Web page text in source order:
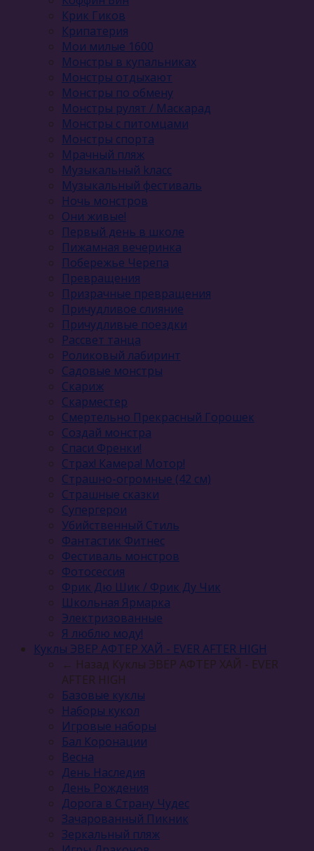
Крик Гиков
Крипатерия
Мои милые 1600
Монстры в купальниках
Монстры отдыхают
Монстры по обмену
Монстры рулят / Маскарад
Монстры с питомцами
Монстры спорта
Мрачный пляж
Музыкальный kласс
Музыкальный фестиваль
Ночь монстров
Они живые!
Первый день в школе
Пижамная вечеринка
Побережье Черепа
Превращения
Призрачные превращения
Причудливое слияние
Причудливые поездки
Рассвет танца
Роликовый лабиринт
Садовые монстры
Скариж
Скарместер
Смертельно Прекрасный Горошек
Создай монстра
Спаси Френки!
Страх! Камера! Мотор!
Страшно-огромные (42 см)
Страшные сказки
Супергерои
Убийственный Стиль
Фантастик Фитнес
Фестиваль монстров
Фотосессия
Фрик Дю Шик / Фрик Ду Чик
Школьная Ярмарка
Электризованные
Я люблю моду!
Куклы ЭВЕР АФТЕР ХАЙ - EVER AFTER HIGH
← Назад Куклы ЭВЕР АФТЕР ХАЙ - EVER
AFTER HIGH
Базовые куклы
Наборы кукол
Игровые наборы
Бал Коронации
Весна
День Наследия
День Рождения
Дорога в Страну Чудес
Зачарованный Пикник
Зеркальный пляж